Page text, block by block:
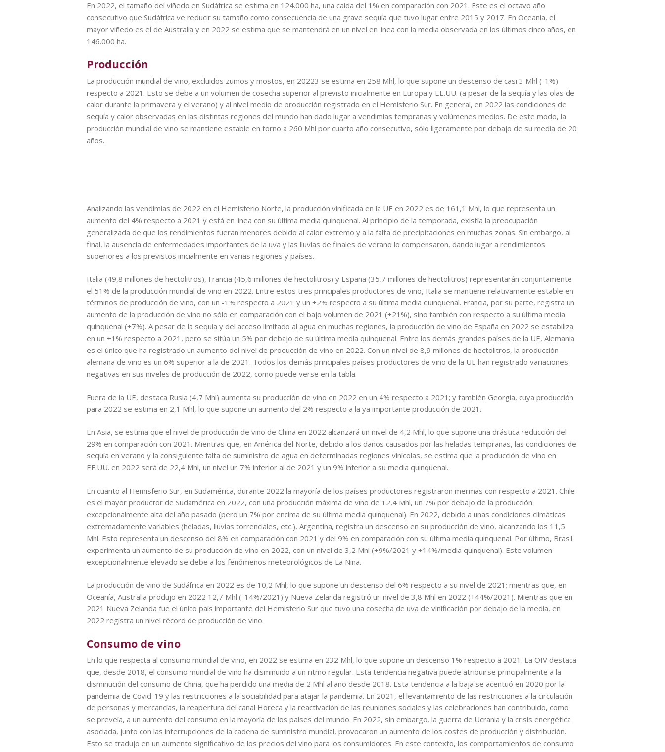
En 2022, el tamaño del viñedo en Sudáfrica se estima en 124.000 ha, una caída del 1% en comparación con 2021. Este es el octavo año
consecutivo que Sudáfrica ve reducir su tamaño como consecuencia de una grave sequía que tuvo lugar entre 2015 y 2017. En Oceanía, el
mayor viñedo es el de Australia y en 2022 se estima que se mantendrá en un nivel en línea con la media observada en los últimos cinco años, en
146.000 ha.
Producción
La producción mundial de vino, excluidos zumos y mostos, en 20223 se estima en 258 Mhl, lo que supone un descenso de casi 3 Mhl (-1%)
respecto a 2021. Esto se debe a un volumen de cosecha superior al previsto inicialmente en Europa y EE.UU. (a pesar de la sequía y las olas de
calor durante la primavera y el verano) y al nivel medio de producción registrado en el Hemisferio Sur. En general, en 2022 las condiciones de
sequía y calor observadas en las distintas regiones del mundo han dado lugar a vendimias tempranas y volúmenes medios. De este modo, la
producción mundial de vino se mantiene estable en torno a 260 Mhl por cuarto año consecutivo, sólo ligeramente por debajo de su media de 20
años.
Analizando las vendimias de 2022 en el Hemisferio Norte, la producción vinificada en la UE en 2022 es de 161,1 Mhl, lo que representa un
aumento del 4% respecto a 2021 y está en línea con su última media quinquenal. Al principio de la temporada, existía la preocupación
generalizada de que los rendimientos fueran menores debido al calor extremo y a la falta de precipitaciones en muchas zonas. Sin embargo, al
final, la ausencia de enfermedades importantes de la uva y las lluvias de finales de verano lo compensaron, dando lugar a rendimientos
superiores a los previstos inicialmente en varias regiones y países.
Italia (49,8 millones de hectolitros), Francia (45,6 millones de hectolitros) y España (35,7 millones de hectolitros) representarán conjuntamente
el 51% de la producción mundial de vino en 2022. Entre estos tres principales productores de vino, Italia se mantiene relativamente estable en
términos de producción de vino, con un -1% respecto a 2021 y un +2% respecto a su última media quinquenal. Francia, por su parte, registra un
aumento de la producción de vino no sólo en comparación con el bajo volumen de 2021 (+21%), sino también con respecto a su última media
quinquenal (+7%). A pesar de la sequía y del acceso limitado al agua en muchas regiones, la producción de vino de España en 2022 se estabiliza
en un +1% respecto a 2021, pero se sitúa un 5% por debajo de su última media quinquenal. Entre los demás grandes países de la UE, Alemania
es el único que ha registrado un aumento del nivel de producción de vino en 2022. Con un nivel de 8,9 millones de hectolitros, la producción
alemana de vino es un 6% superior a la de 2021. Todos los demás principales países productores de vino de la UE han registrado variaciones
negativas en sus niveles de producción de 2022, como puede verse en la tabla.
Fuera de la UE, destaca Rusia (4,7 Mhl) aumenta su producción de vino en 2022 en un 4% respecto a 2021; y también Georgia, cuya producción
para 2022 se estima en 2,1 Mhl, lo que supone un aumento del 2% respecto a la ya importante producción de 2021.
En Asia, se estima que el nivel de producción de vino de China en 2022 alcanzará un nivel de 4,2 Mhl, lo que supone una drástica reducción del
29% en comparación con 2021. Mientras que, en América del Norte, debido a los daños causados por las heladas tempranas, las condiciones de
sequía en verano y la consiguiente falta de suministro de agua en determinadas regiones vinícolas, se estima que la producción de vino en
EE.UU. en 2022 será de 22,4 Mhl, un nivel un 7% inferior al de 2021 y un 9% inferior a su media quinquenal.
En cuanto al Hemisferio Sur, en Sudamérica, durante 2022 la mayoría de los países productores registraron mermas con respecto a 2021. Chile
es el mayor productor de Sudamérica en 2022, con una producción máxima de vino de 12,4 Mhl, un 7% por debajo de la producción
excepcionalmente alta del año pasado (pero un 7% por encima de su última media quinquenal). En 2022, debido a unas condiciones climáticas
extremadamente variables (heladas, lluvias torrenciales, etc.), Argentina, registra un descenso en su producción de vino, alcanzando los 11,5
Mhl. Esto representa un descenso del 8% en comparación con 2021 y del 9% en comparación con su última media quinquenal. Por último, Brasil
experimenta un aumento de su producción de vino en 2022, con un nivel de 3,2 Mhl (+9%/2021 y +14%/media quinquenal). Este volumen
excepcionalmente elevado se debe a los fenómenos meteorológicos de La Niña.
La producción de vino de Sudáfrica en 2022 es de 10,2 Mhl, lo que supone un descenso del 6% respecto a su nivel de 2021; mientras que, en
Oceanía, Australia produjo en 2022 12,7 Mhl (-14%/2021) y Nueva Zelanda registró un nivel de 3,8 Mhl en 2022 (+44%/2021). Mientras que en
2021 Nueva Zelanda fue el único país importante del Hemisferio Sur que tuvo una cosecha de uva de vinificación por debajo de la media, en
2022 registra un nivel récord de producción de vino.
Consumo de vino
En lo que respecta al consumo mundial de vino, en 2022 se estima en 232 Mhl, lo que supone un descenso 1% respecto a 2021. La OIV destaca
que, desde 2018, el consumo mundial de vino ha disminuido a un ritmo regular. Esta tendencia negativa puede atribuirse principalmente a la
disminución del consumo de China, que ha perdido una media de 2 Mhl al año desde 2018. Esta tendencia a la baja se acentuó en 2020 por la
pandemia de Covid-19 y las restricciones a la sociabilidad para atajar la pandemia. En 2021, el levantamiento de las restricciones a la circulación
de personas y mercancías, la reapertura del canal Horeca y la reactivación de las reuniones sociales y las celebraciones han contribuido, como
se preveía, a un aumento del consumo en la mayoría de los países del mundo. En 2022, sin embargo, la guerra de Ucrania y la crisis energética
asociada, junto con las interrupciones de la cadena de suministro mundial, provocaron un aumento de los costes de producción y distribución.
Esto se tradujo en un aumento significativo de los precios del vino para los consumidores. En este contexto, los comportamientos de consumo